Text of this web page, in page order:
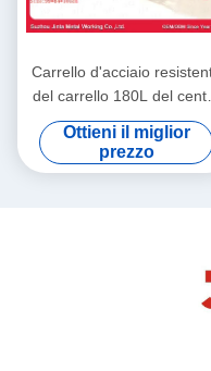
Carrello d'acciaio
del carrello 180L del
commerciale del
supermercato dell'OEM
Ottieni il miglior
prezzo